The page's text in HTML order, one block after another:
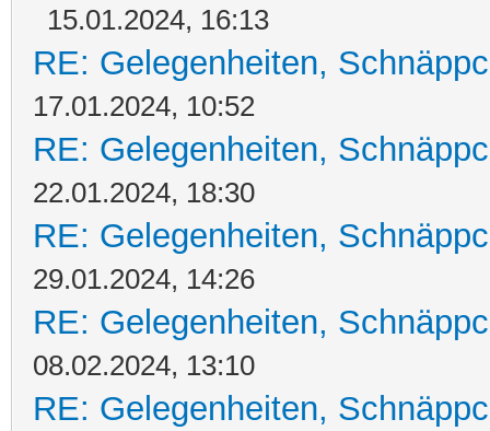
15.01.2024, 16:13
RE: Gelegenheiten,
17.01.2024, 10:52
RE: Gelegenheiten,
22.01.2024, 18:30
RE: Gelegenheiten,
29.01.2024, 14:26
RE: Gelegenheiten,
08.02.2024, 13:10
RE: Gelegenheiten,